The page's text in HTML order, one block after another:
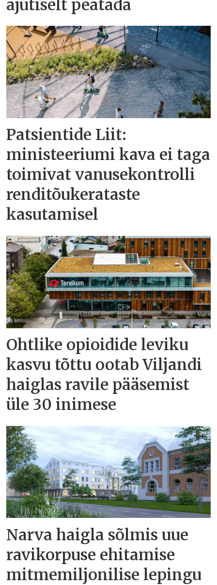
ajutiselt peatada
Patsientide Liit:
ministeeriumi kava ei taga
toimivat vanusekontrolli
renditõukerataste
kasutamisel
Ohtlike opioidide leviku
kasvu tõttu ootab Viljandi
haiglas ravile pääsemist
üle 30 inimese
Narva haigla sõlmis uue
ravikorpuse ehitamise
mitmemiljonilise lepingu